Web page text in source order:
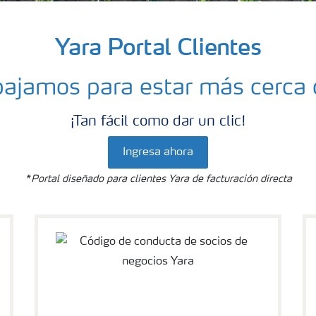
Yara Portal Clientes
para estar más cerca
¡Tan fácil como dar un clic!
Ingresa ahora
*Portal diseñado para clientes Yara de facturación directa